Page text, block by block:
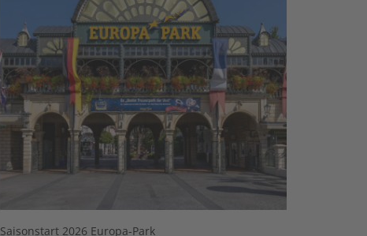
Saisonstart 2026 Europa-Park